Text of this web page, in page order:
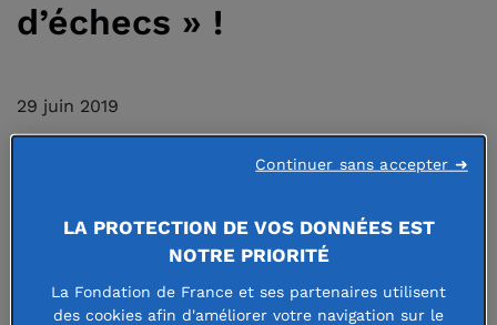
d’échecs » !
29 juin 2019
La vie de la recherche scientifique est
ponctuée de centaines d’échecs… qui
tombent dans l’oubli. Conserver la
LA PROTECTION DE VOS DONNÉES EST
NOTRE PRIORITÉ
La Fondation de France et ses partenaires utilisent
des cookies afin d'améliorer votre navigation sur le
Continuer sans accepter ➜